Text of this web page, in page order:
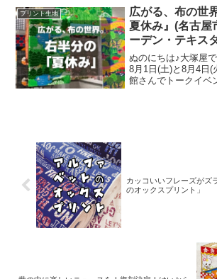
した。ご予約をくだ
様への発送が完了し
プリント生地
広がる、布の世
夏休み』(名古屋
ーデン・テキス
ぬのにちは♪大塚屋
8月1日(土)と8月4日(
館さんでトークイベ
カッコいいフレーズがズ
のオックスプリント」